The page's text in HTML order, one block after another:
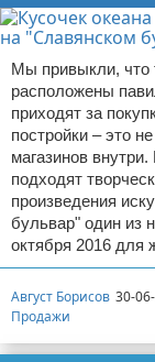
Мы привыкли, что
расположены
приходят за
постройки – это
магазинов
подходят
произведения
бульвар" один из
октября 2016 для
Август Борисов 30-
Продажи